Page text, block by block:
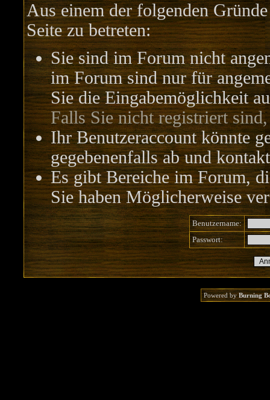
Aus einem der folgenden
Seite zu betreten:
Sie sind im Forum nicht
im Forum sind nur für
Sie die Eingabemöglichkeit
Falls Sie nicht registriert
Ihr Benutzeraccount könnte
gegebenenfalls ab und
Es gibt Bereiche im Forum,
Sie haben Möglicherweise
Benutzername:
Passwort:
Powered byBurning